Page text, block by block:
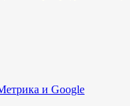
и Google